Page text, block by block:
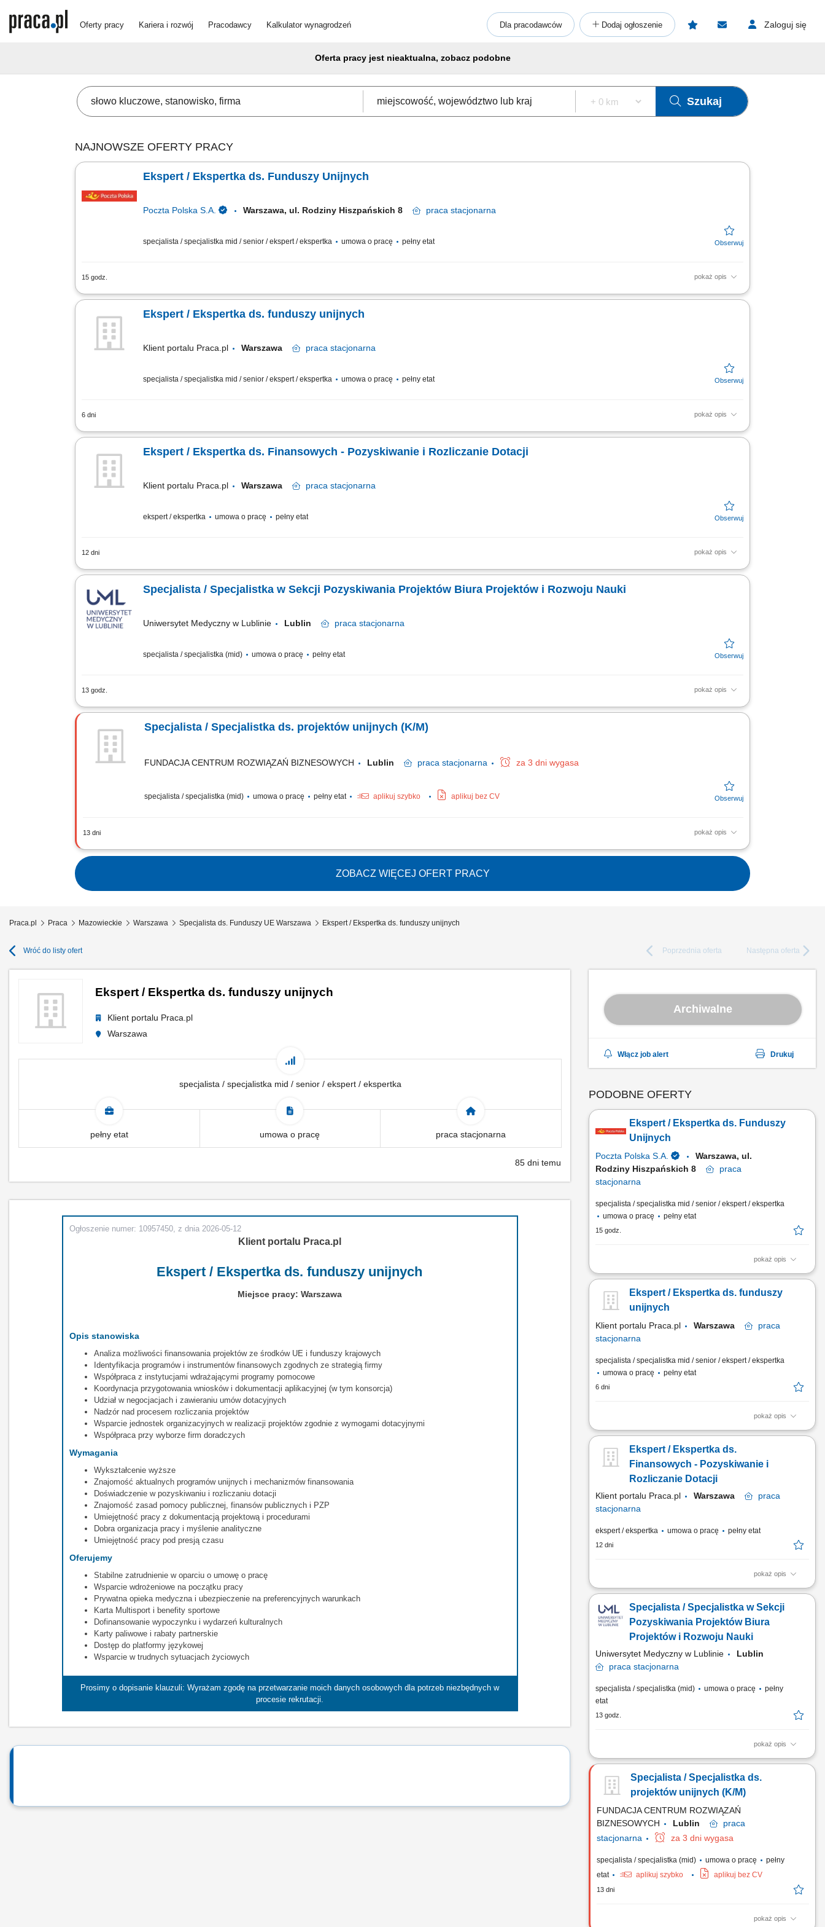
Oferty pracy Kariera i rozwój Pracodawcy Kalkulator wynagrodzeń Dla pracodawców Dodaj ogłoszenie Zaloguj się
Oferta pracy jest nieaktualna, zobacz podobne
Szukaj
NAJNOWSZE OFERTY PRACY
Ekspert / Ekspertka ds. Funduszy Unijnych
Poczta Polska S.A. Warszawa, ul. Rodziny Hiszpańskich 8 praca stacjonarna
specjalista / specjalistka mid / senior / ekspert / ekspertka umowa o pracę pełny etat
15 godz. pokaż opis
Miejsce pracy: ul. Rodziny Hiszpańskich 8 Warszawa Rodzaj zatrudnienia: Umowa o pracę, pełny etat, praca stacjonarna Chcesz uczestniczyć w realizacji
Ekspert / Ekspertka ds. funduszy unijnych
Klient portalu Praca.pl Warszawa praca stacjonarna
specjalista / specjalistka mid / senior / ekspert / ekspertka umowa o pracę pełny etat
6 dni pokaż opis
Analiza możliwości finansowania projektów ze środków UE i funduszy krajowych; Identyfikacja programów i instrumentów finansowych zgodnych ze strategią firmy;
Ekspert / Ekspertka ds. Finansowych - Pozyskiwanie i Rozliczanie Dotacji
Klient portalu Praca.pl Warszawa praca stacjonarna
ekspert / ekspertka umowa o pracę pełny etat
12 dni pokaż opis
Monitorowanie rynku funduszy europejskich oraz krajowych pod kątem strategii rozwoju firmy. Zarządzanie procesem tworzenia i przesyłania wniosków aplikacyjnych,
Specjalista / Specjalistka w Sekcji Pozyskiwania Projektów Biura Projektów i Rozwoju Nauki
Uniwersytet Medyczny w Lublinie Lublin praca stacjonarna
specjalista / specjalistka (mid) umowa o pracę pełny etat
13 godz. pokaż opis
Dlaczego warto? Dołączysz do zespołu jednej z wiodących uczelni medycznych w Polsce, łączącej tradycję z nowoczesnym podejściem do nauki, edukacji i
Specjalista / Specjalistka ds. projektów unijnych (K/M)
FUNDACJA CENTRUM ROZWIĄZAŃ BIZNESOWYCH Lublin praca stacjonarna za 3 dni wygasa
specjalista / specjalistka (mid) umowa o pracę pełny etat aplikuj szybko aplikuj bez CV
13 dni pokaż opis
Jako specjalista/ka ds. projektów (K/M) będziesz odpowiedzialny za: Całościowy nadzór nad działaniami związanymi z realizacją projektów EFS+ Liderowanie
ZOBACZ WIĘCEJ OFERT PRACY
Praca.pl Praca Mazowieckie Warszawa Specjalista ds. Funduszy UE Warszawa Ekspert / Ekspertka ds. funduszy unijnych
Wróć do listy ofert Poprzednia oferta Następna oferta
Ekspert / Ekspertka ds. funduszy unijnych
Klient portalu Praca.pl
Warszawa
specjalista / specjalistka mid / senior / ekspert / ekspertka
pełny etat umowa o pracę praca stacjonarna
85 dni temu
Ogłoszenie numer: 10957450, z dnia 2026-05-12
Klient portalu Praca.pl
Ekspert / Ekspertka ds. funduszy unijnych
Miejsce pracy: Warszawa
Opis stanowiska
Analiza możliwości finansowania projektów ze środków UE i funduszy krajowych
Identyfikacja programów i instrumentów finansowych zgodnych ze strategią firmy
Współpraca z instytucjami wdrażającymi programy pomocowe
Koordynacja przygotowania wniosków i dokumentacji aplikacyjnej (w tym konsorcja)
Udział w negocjacjach i zawieraniu umów dotacyjnych
Nadzór nad procesem rozliczania projektów
Wsparcie jednostek organizacyjnych w realizacji projektów zgodnie z wymogami dotacyjnymi
Współpraca przy wyborze firm doradczych
Wymagania
Wykształcenie wyższe
Znajomość aktualnych programów unijnych i mechanizmów finansowania
Doświadczenie w pozyskiwaniu i rozliczaniu dotacji
Znajomość zasad pomocy publicznej, finansów publicznych i PZP
Umiejętność pracy z dokumentacją projektową i procedurami
Dobra organizacja pracy i myślenie analityczne
Umiejętność pracy pod presją czasu
Oferujemy
Stabilne zatrudnienie w oparciu o umowę o pracę
Wsparcie wdrożeniowe na początku pracy
Prywatna opieka medyczna i ubezpieczenie na preferencyjnych warunkach
Karta Multisport i benefity sportowe
Dofinansowanie wypoczynku i wydarzeń kulturalnych
Karty paliwowe i rabaty partnerskie
Dostęp do platformy językowej
Wsparcie w trudnych sytuacjach życiowych
Prosimy o dopisanie klauzuli: Wyrażam zgodę na przetwarzanie moich danych osobowych dla potrzeb niezbędnych w
procesie rekrutacji.
Archiwalne
Włącz job alert Drukuj
PODOBNE OFERTY
Ekspert / Ekspertka ds. Funduszy
Unijnych
Poczta Polska S.A.
Warszawa, ul.
Rodziny Hiszpańskich 8
praca
stacjonarna
specjalista / specjalistka mid / senior / ekspert / ekspertka
umowa o pracę
pełny etat
15 godz.
pokaż opis
Miejsce pracy: ul. Rodziny Hiszpańskich 8 Warszawa Rodzaj
Chcesz uczestniczyć w realizacji strategicznych projektów i
mieć wpływ na pozyskiwanie finansowania dla jednej z
Ekspert / Ekspertka ds. funduszy
unijnych
Klient portalu Praca.pl Warszawa
praca
stacjonarna
specjalista / specjalistka mid / senior / ekspert / ekspertka
umowa o pracę
pełny etat
6 dni
pokaż opis
Analiza możliwości finansowania projektów ze środków UE i
finansowych zgodnych ze strategią firmy; Współpraca z
instytucjami wdrażającymi programy pomocowe; Koordynacja
przygotowania wniosków i dokumentacji aplikacyjnej (w tym...
Ekspert / Ekspertka ds.
Finansowych - Pozyskiwanie i
Rozliczanie Dotacji
Klient portalu Praca.pl Warszawa
praca
stacjonarna
ekspert / ekspertka umowa o pracę pełny etat
12 dni
pokaż opis
Monitorowanie rynku funduszy europejskich oraz krajowych
tworzenia i przesyłania wniosków aplikacyjnych, także w
projektach konsorcjalnych. Selekcja partnerów zewnętrznych
oraz firm doradczych wspierających procesy dotacyjne....
Specjalista / Specjalistka w Sekcji
Pozyskiwania Projektów Biura
Projektów i Rozwoju Nauki
Uniwersytet Medyczny w Lublinie
Lublin
praca stacjonarna
specjalista / specjalistka (mid) umowa o pracę
pełny
etat
13 godz.
pokaż opis
Dlaczego warto? Dołączysz do zespołu jednej z wiodących
nowoczesnym podejściem do nauki, edukacji i komunikacji.
Główne zadania na stanowisku: Monitorowanie możliwości
rządowych i...
Specjalista / Specjalistka ds.
projektów unijnych (K/M)
FUNDACJA CENTRUM ROZWIĄZAŃ
BIZNESOWYCH
Lublin
praca
stacjonarna
za 3 dni wygasa
specjalista / specjalistka (mid) umowa o pracę
pełny
etat
aplikuj szybko aplikuj bez CV
13 dni
pokaż opis